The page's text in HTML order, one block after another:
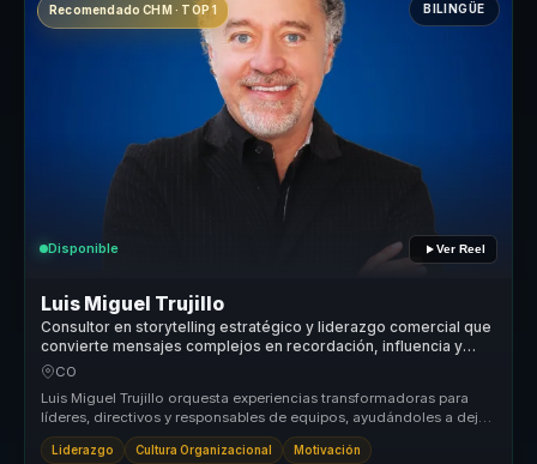
Recomendado CHM · TOP 1 BILINGÜE
Disponible Ver Reel
Luis Miguel Trujillo
Consultor en storytelling estratégico y liderazgo comercial que
convierte mensajes complejos en recordación, influencia y
motivación para líderes y equipos.
CO
Luis Miguel Trujillo orquesta experiencias transformadoras para
líderes, directivos y responsables de equipos, ayudándoles a dejar
atrás ...
Liderazgo Cultura Organizacional Motivación